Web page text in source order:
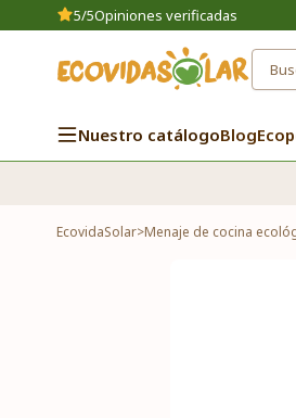
5/5Opiniones verificadas
Nuestro catálogoBlog
EcovidaSolar>Menaje de cocina